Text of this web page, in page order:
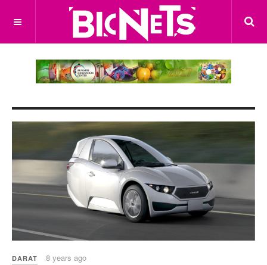
DARAT 8 years ago